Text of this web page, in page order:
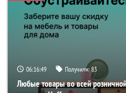
06:16:48 Получили:83
Любые товары во всей